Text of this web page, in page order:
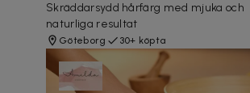
Skräddarsydd hårfärg med mjuka och
naturliga resultat
Göteborg 30+ köpta